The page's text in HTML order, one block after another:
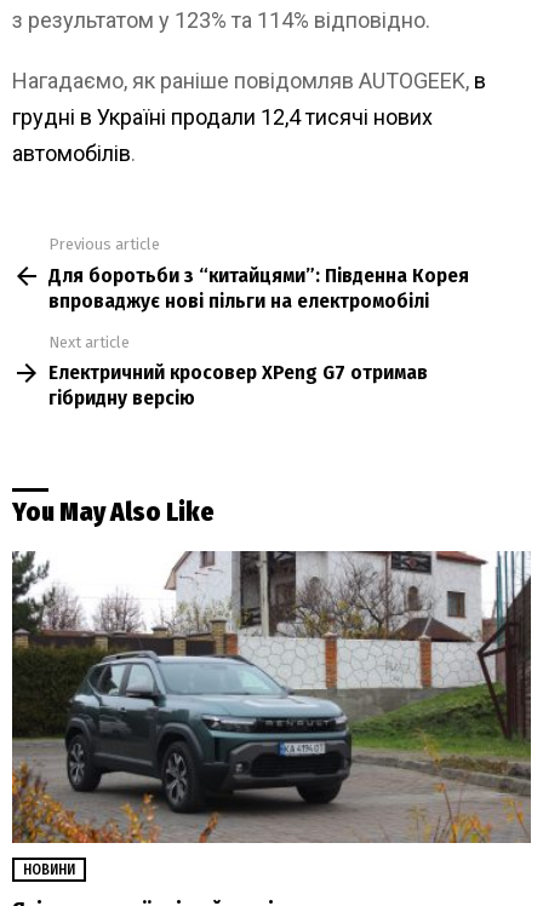
з результатом у 123% та 114% відповідно.
Нагадаємо, як раніше повідомляв AUTOGEEK, в
грудні в Україні продали 12,4 тисячі нових
автомобілів.
more
Previous article
Для боротьби з “китайцями”: Південна Корея
впроваджує нові пільги на електромобілі
Next article
Електричний кросовер XPeng G7 отримав
гібридну версію
You May Also Like
НОВИНИ